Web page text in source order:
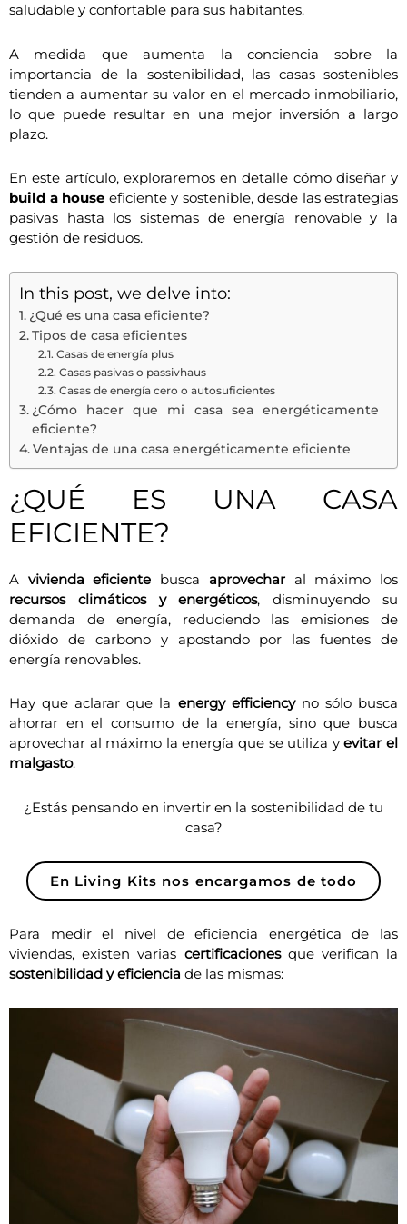
saludable y confortable para sus habitantes.
A medida que aumenta la conciencia sobre la
importancia de la sostenibilidad, las casas sostenibles
tienden a aumentar su valor en el mercado inmobiliario,
lo que puede resultar en una mejor inversión a largo
plazo.
En este artículo, exploraremos en detalle cómo diseñar y
build a house eficiente y sostenible, desde las estrategias
pasivas hasta los sistemas de energía renovable y la
gestión de residuos.
In this post, we delve into:
¿Qué es una casa eficiente?
Tipos de casa eficientes
Casas de energía plus
Casas pasivas o passivhaus
Casas de energía cero o autosuficientes
¿Cómo hacer que mi casa sea energéticamente
eficiente?
Ventajas de una casa energéticamente eficiente
¿QUÉ ES UNA CASA
EFICIENTE?
A vivienda eficiente busca aprovecharal máximo los
recursos climáticos y energéticos, disminuyendo su
demanda de energía, reduciendo las emisiones de
dióxido de carbono y apostando por las fuentes de
energía renovables.
Hay que aclarar que la energy efficiencyno sólo busca
ahorrar en el consumo de la energía, sino que busca
aprovechar al máximo la energía que se utiliza yevitar el
malgasto.
¿Estás pensando en invertir en la sostenibilidad de tu
casa?
En Living Kits nos encargamos de todo
Para medir el nivel de eficiencia energética de las
viviendas, existen varias certificacionesque verifican la
sostenibilidad y eficiencia de las mismas: